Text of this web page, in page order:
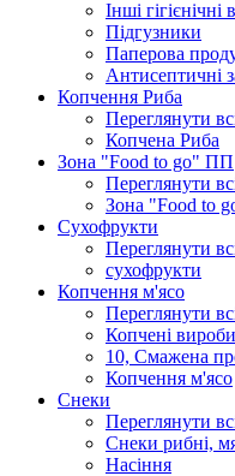
Інші гігієнічні
Підгузники
Паперова
Антисептичні
Копчення Риба
Переглянути
Копчена Риба
Зона "Food to go" ПП
Переглянути
Зона "Food to
Сухофрукти
Переглянути
сухофрукти
Копчення м'ясо
Переглянути
Копчені вироби
10, Смажена
Копчення м'ясо
Снеки
Переглянути
Снеки рибні,
Насіння